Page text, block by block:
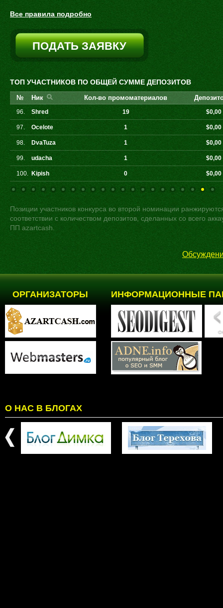
Все правила подробно
ПОДАТЬ ЗАЯВКУ
ТОП УЧАСТНИКОВ ПО ОБЩЕЙ СУММЕ ДЕПОЗИТОВ
№ Ник Кол-во промоматериалов
96. Shred 19 $0,00
97. Ocelote 1 $0,00
98. DvaTuza 1 $0,00
99. udacha 1 $0,00
100. Kipish 0 $0,00
Позиции участников конкурса во второй номинации
соответствии с количеством депозитов, сделанных со всего
ПП azartcash.
ОРГАНИЗАТОРЫ ИНФОРМАЦИОННЫЕ
О НАС В БЛОГАХ